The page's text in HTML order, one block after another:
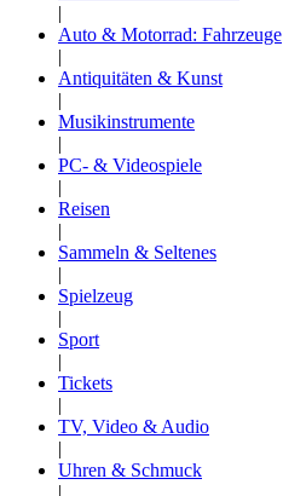
|
Auto & Motorrad: Fahrzeuge
|
Antiquitäten & Kunst
|
Musikinstrumente
|
PC- & Videospiele
|
Reisen
|
Sammeln & Seltenes
|
Spielzeug
|
Sport
|
Tickets
|
TV, Video & Audio
|
Uhren & Schmuck
|